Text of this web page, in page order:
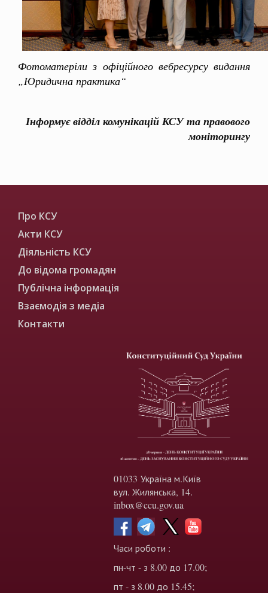
Фотоматеріли з офіційного вебресурсу видання
„Юридична практика“
Інформує відділ комунікацій КСУ та правового
моніторингу
Про КСУ
Акти КСУ
Діяльність КСУ
До відома громадян
Публічна інформація
Взаємодія з медіа
Контакти
01033 Україна м.Київ
вул. Жилянська, 14.
inbox@ccu.gov.ua
Часи роботи :
пн-чт - з 8.00 до 17.00;
пт - з 8.00 до 15.45;